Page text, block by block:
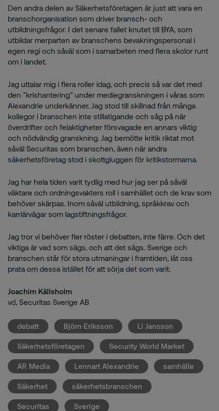
Den andra delen av Säkerhetsföretagen är just att vara en
branschorganisation som driver bransch- och
utbildningsfrågor. I det senare fallet knutet till BYA, som
utbildar merparten av branschens bevakningspersonal i
egen regi och såväl som i samarbeten med flera skolor runt
om i landet.
Jag uttalar mig i flera roller idag, och precis så var det med
den ”krishantering” under mediegranskningen i våras som
Alexandrie underkänner. Jag stod till skillnad från många
kollegor i branschen inte stillatigande och såg på när
överdrifter och felaktigheter försvagade en annars viktig
och nödvändig granskning. Jag bemötte kritik riktat mot
såväl Securitas som branschen, även när andra
säkerhetsföretag stod i skottgluggen för kritikstormarna.
Jag har hela tiden varit tydlig med hur jag ser på såväl
väktare och ordningsvakters roll i samhället och de krav som
behöver skärpas. Inom såväl utbildning, språkkrav och
karriärvägar som lagstiftningsfrågor.
Jag tror vi behöver fler röster i debatten, inte färre. Och det
viktiga är vad som sägs, och att det sägs. Sverige och
branschen står för stora utmaningar i framtiden, låt oss
prata om dessa istället för att sörja det som varit.
Joachim Källsholm
vd, Securitas Sverige AB
debatt Björn Eriksson Li Jansson
Säkerhetsföretagen Security World Market
AR Media Lennart Alexandrie samhälle
Säkerhet säkerhetsbranschen
Securitas Sverige